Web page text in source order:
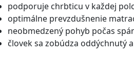
podporuje chrbticu v každej
optimálne prevzdušnenie
neobmedzený pohyb počas
človek sa zobúdza oddýchnutý